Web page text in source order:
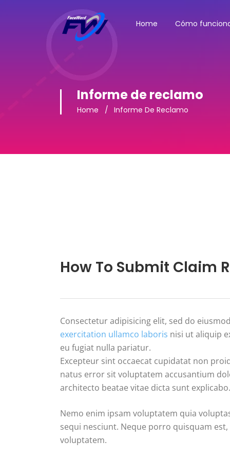
Home Cómo
Informe de reclamo
Home Informe De Reclamo
How To Submit Claim
Consectetur adipisicing elit, sed do
exercitation ullamco laboris nisi ut aliquip
eu fugiat nulla pariatur.
Excepteur sint occaecat cupidatat non
natus error sit voluptatem accusantium
architecto beatae vitae dicta sunt explicabo.
Nemo enim ipsam voluptatem quia
sequi nesciunt. Neque porro quisquam
voluptatem.